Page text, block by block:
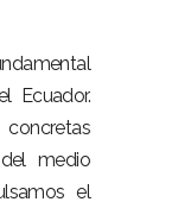
Ecuador.
medio
el